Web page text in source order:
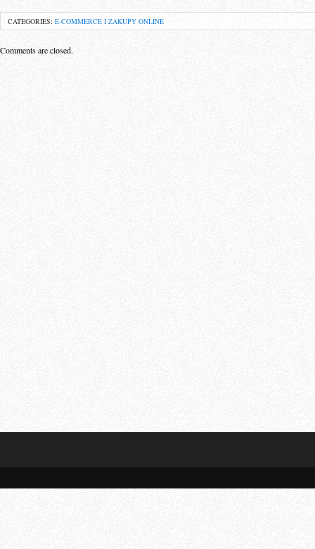
CATEGORIES: E-COMMERCE I ZAKUPY ONLINE
Comments are closed.